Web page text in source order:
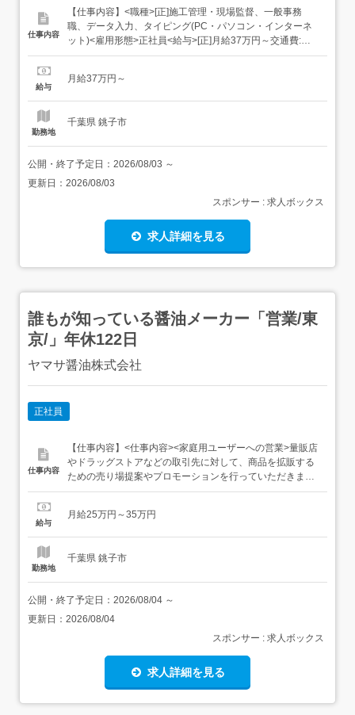
仕事内容
【仕事内容】<職種>[正]施工管理・現場監督、一般事務
職、データ入力、タイピング(PC・パソコン・インターネ
ット)<雇用形態>正社員<給与>[正]月給37万円～交通費:全
額支給 [正]には、固定残業代:49,143円 20時間相当分が含
お支払いします。 試用期間:3ヶ月/正社員/月給37万円月給
給与
月給37万円～
勤務地
千葉県 銚子市
公開・終了予定日： 2026/08/03 ～
更新日： 2026/08/03
スポンサー : 求人ボックス
求人詳細を見る
誰もが知っている醤油メーカー「営業/東
京/」年休122日
ヤマサ醤油株式会社
正社員
仕事内容
【仕事内容】<仕事内容><家庭用ユーザーへの営業>量販店
やドラッグストアなどの取引先に対して、商品を拡販する
ための売り場提案やプロモーションを行っていただきま
す。<雇入れ直後>家庭用ユーザーの訪問営業提案書作成お
社内事務作業など<変更の範囲:会社の定める業務全般><給
給与
月給25万円～35万円
勤務地
千葉県 銚子市
公開・終了予定日： 2026/08/04 ～
更新日： 2026/08/04
スポンサー : 求人ボックス
求人詳細を見る